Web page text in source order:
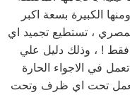
الكبيرة بسعة اكبر
، تستطيع تجميد اي
خلال 15 دقيقة فقط ! ، وذلك دليل علي
تعمل في الاجواء الحارة
تعمل تحت اي ظرف وتحت